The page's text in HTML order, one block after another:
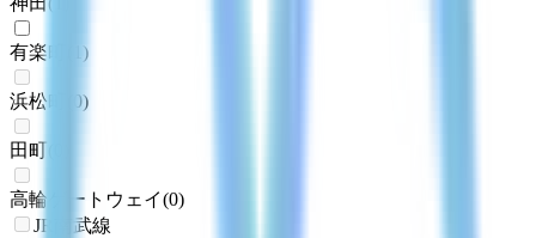
有楽町 )
浜松町 0)
田町
高輪ゲートウェイ(0)
JR南武線